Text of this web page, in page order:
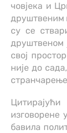
човјека и
друштвеним
су се
друштвеном
свој
није до
изговорене
бавила